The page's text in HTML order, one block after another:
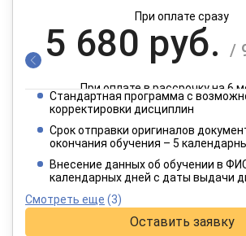
При оплате сразу
5 680 руб. /
При оплате в рассрочку на 6
2 840 руб.
При оплате в рассрочку на 12
Стандартная программа с
корректировки дисциплин
Срок отправки оригиналов
окончания обучения – 5
Внесение данных об обучении в
календарных дней с даты выдачи
Смотреть еще (3)
Оставить заявку